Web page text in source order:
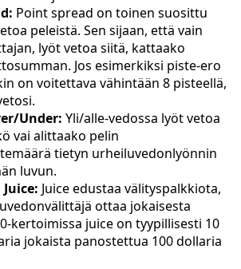
Point spread on toinen suosittu
peleistä. Sen sijaan, että vain
lyöt vetoa siitä, kattaako
Jos esimerkiksi piste-ero
on voitettava vähintään 8 pisteellä,
Under: Yli/alle-vedossa lyöt vetoa
vai alittaako pelin
tietyn urheiluvedonlyönnin
luvun.
Juice edustaa välityspalkkiota,
ottaa jokaisesta
kertoimissa juice on tyypillisesti 10
jokaista panostettua 100 dollaria